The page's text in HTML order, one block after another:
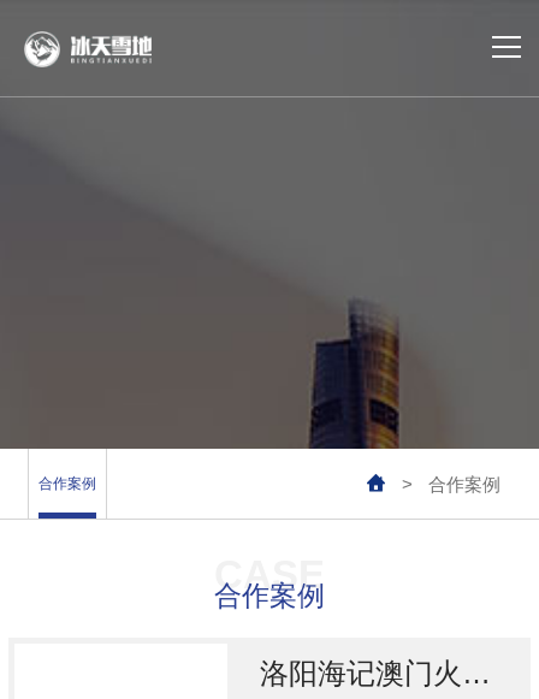
公司动态 合作案例
务的公司
合作案例  > 合作案例
CASE
合作案例
洛阳海记澳门火锅冷库项目